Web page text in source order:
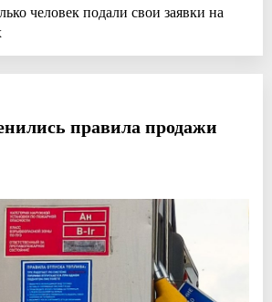
человек подали свои заявки на
правила продажи